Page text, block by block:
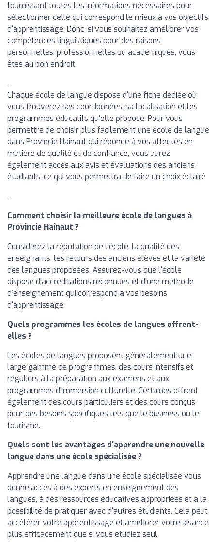
fournissant toutes les informations nécessaires pour
sélectionner celle qui correspond le mieux à vos objectifs
d'apprentissage. Donc, si vous souhaitez améliorer vos
compétences linguistiques pour des raisons
personnelles, professionnelles ou académiques, vous
êtes au bon endroit
.
Chaque école de langue dispose d'une fiche dédiée où
vous trouverez ses coordonnées, sa localisation et les
programmes éducatifs qu'elle propose. Pour vous
permettre de choisir plus facilement une école de langue
dans Provincie Hainaut qui réponde à vos attentes en
matière de qualité et de confiance, vous aurez
également accès aux avis et évaluations des anciens
étudiants, ce qui vous permettra de faire un choix éclairé
.
Comment choisir la meilleure école de langues à
Provincie Hainaut ?
Considérez la réputation de l'école, la qualité des
enseignants, les retours des anciens élèves et la variété
des langues proposées. Assurez-vous que l'école
dispose d'accréditations reconnues et d'une méthode
d'enseignement qui correspond à vos besoins
d'apprentissage.
Quels programmes les écoles de langues offrent-
elles ?
Les écoles de langues proposent généralement une
large gamme de programmes, des cours intensifs et
réguliers à la préparation aux examens et aux
programmes d'immersion culturelle. Certaines offrent
également des cours particuliers et des cours conçus
pour des besoins spécifiques tels que le business ou le
tourisme.
Quels sont les avantages d'apprendre une nouvelle
langue dans une école spécialisée ?
Apprendre une langue dans une école spécialisée vous
donne accès à des experts en enseignement des
langues, à des ressources éducatives appropriées et à la
possibilité de pratiquer avec d'autres étudiants. Cela peut
accélérer votre apprentissage et améliorer votre aisance
plus efficacement que si vous étudiez seul.